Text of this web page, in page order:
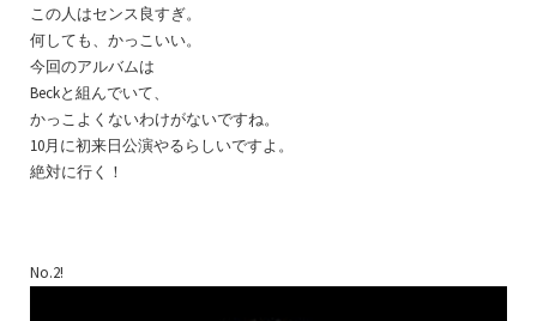
この人はセンス良すぎ。
何しても、かっこいい。
今回のアルバムは
Beckと組んでいて、
かっこよくないわけがないですね。
10月に初来日公演やるらしいですよ。
絶対に行く！
No.2!